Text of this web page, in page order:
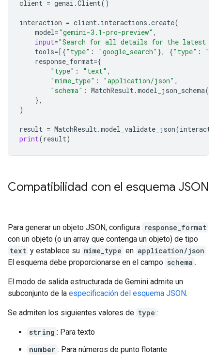
client = genai .Client()
interaction = client. interactions .create(
model="gemini-3.1-pro-preview" ,
input="Search for all details for the latest
tools=[{"type" : "google_search" }, {"type" :
response_format={
"type" : "text" ,
"mime_type" : "application/json" ,
"schema" : MatchResult.model_json_schema()
},
)
result = MatchResult.model_validate_json(
print(result)
Compatibilidad con el esquema JSON
Para generar un objeto JSON, configura response_format
con un objeto (o un array que contenga un objeto) de tipo
text y establece su mime_type en application/json .
El esquema debe proporcionarse en el campo schema .
El modo de salida estructurada de Gemini admite un
subconjunto de la especificación del esquema JSON.
Se admiten los siguientes valores de type :
string : Para texto
number : Para números de punto flotante